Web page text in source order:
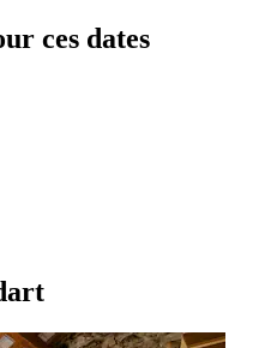
ces dates